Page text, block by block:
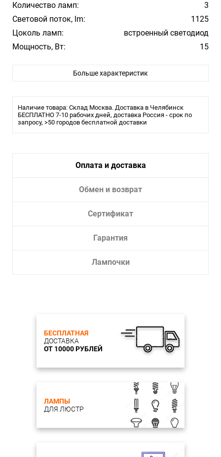
Количество ламп:
3
Световой поток, lm:
1125
Цоколь ламп:
встроенный светодиод
Мощность, Вт:
15
Цвет плафона/абажура:
Стиль:
Лофт
Монтажная пластина
Лампочки в комплекте:
Больше характеристик
Наличие товара: Склад Москва. Доставка в Челябинск
БЕСПЛАТНО 7-10 рабочих дней, доставка Россия - срок по
запросу, >50 городов бесплатной доставки
Оплата и доставка
Обмен и возврат
Сертификат
Гарантия
Лампочки
БЕСПЛАТНАЯ
ДОСТАВКА
ОТ 10000 РУБЛЕЙ
ЛАМПЫ
ДЛЯ ЛЮСТР